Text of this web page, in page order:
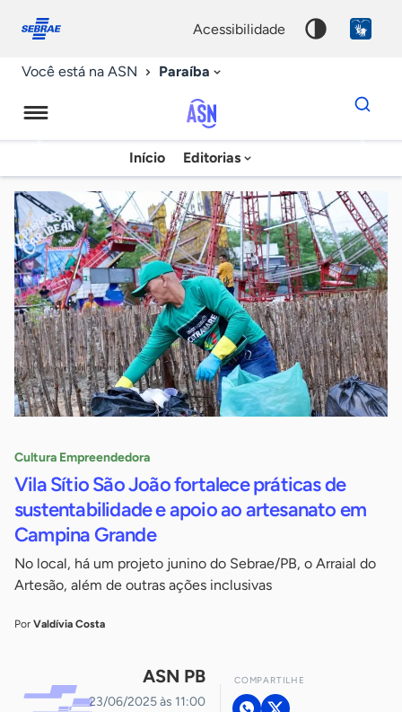
conosco
acessibilidade
Você está na ASN Paraíba
Agência
Sebrae
de
Notícias
Início Editorias
Dados
para
chave
Cultura Empreendedora
Vila Sítio São João fortalece práticas de
sustentabilidade e apoio ao artesanato em
Campina Grande
No local, há um projeto junino do Sebrae/PB, o Arraial do
Artesão, além de outras ações inclusivas
Por Valdívia Costa
ASN PB
23/06/2025 às 11:00
COMPARTILHE